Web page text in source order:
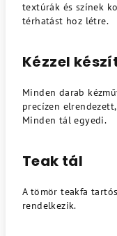
textúrák és színek
térhatást hoz létre.
Kézzel
Minden darab
precízen
Minden tál egyedi.
Teak tál
A tömör teakfa
rendelkezik.